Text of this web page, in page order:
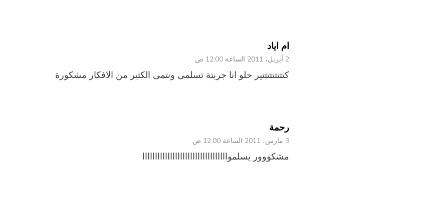
ام اياد
2 أبريل، 2011 الساعة 12:00 ص
كتتتتتتتتتير حلو انا جربتة تسلمى ونتمى الكتير من الافكار مشكورة
رحمة
3 مارس، 2011 الساعة 12:00 ص
مشكووور يسلمواااااااااااااااااااااااااااااااااا